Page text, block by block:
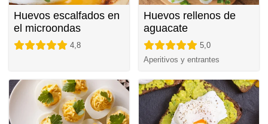
Huevos escalfados en
el microondas
4,8
Huevos rellenos de
aguacate
5,0
Aperitivos y entrantes